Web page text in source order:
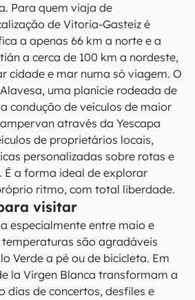
Para quem viaja de
de Vitoria-Gasteiz é
a apenas 66 km a norte e a
a cerca de 100 km a nordeste,
cidade e mar numa só viagem. O
uma planície rodeada de
condução de veículos de maior
através da Yescapa
de proprietários locais,
personalizadas sobre rotas e
É a forma ideal de explorar
ritmo, com total liberdade.
visitar
especialmente entre maio e
são agradáveis
Verde a pé ou de bicicleta. Em
la Virgen Blanca transformam a
dias de concertos, desfiles e